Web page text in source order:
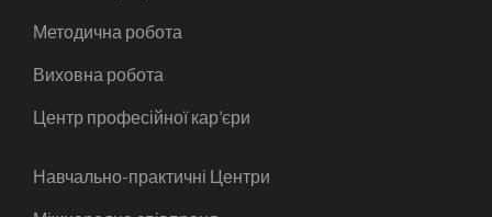
Методична робота
Виховна робота
Центр професійної кар’єри
Навчально-практичні Центри